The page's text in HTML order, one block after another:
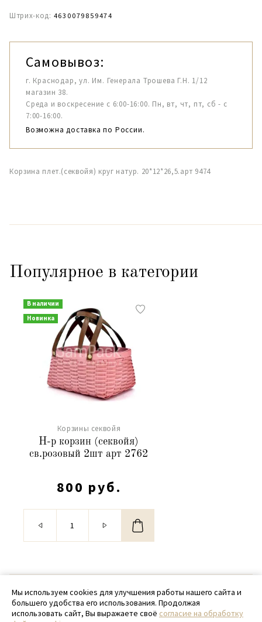
Штрих-код: 4630079859474
Самовывоз:
г. Краснодар, ул. Им. Генерала Трошева Г.Н. 1/12
магазин 38.
Среда и воскресение с 6:00-16:00. Пн, вт, чт, пт, сб - с
7:00-16:00.
Возможна доставка по России.
Корзина плет.(секвойя) круг натур. 20*12*26,5.арт 9474
Популярное в категории
В наличии
Новинка
Корзины секвойя
Н-р корзин (секвойя)
св.розовый 2шт арт 2762
800 руб.
© 2020 - 2026 SamPack
+ 7 (918) 699-97-87
Мы используем cookies для улучшения работы нашего сайта и
большего удобства его использования. Продолжая
использовать сайт, Вы выражаете своё согласие на обработку